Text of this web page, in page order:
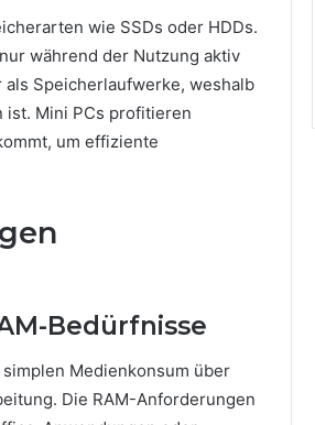
wie SSDs oder HDDs.
während der Nutzung aktiv
Speicherlaufwerke, weshalb
Mini PCs profitieren
um effiziente
Bedürfnisse
Medienkonsum über
Die RAM-Anforderungen